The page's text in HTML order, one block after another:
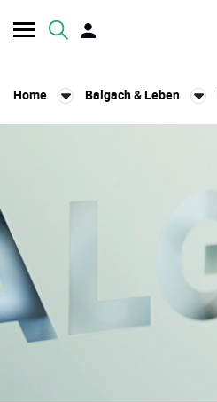
Kopfzeile
Home Balgach & Leben